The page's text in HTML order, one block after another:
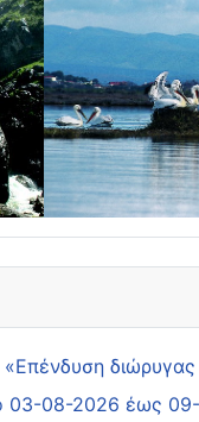
«Επένδυση
03-08-2026 έως